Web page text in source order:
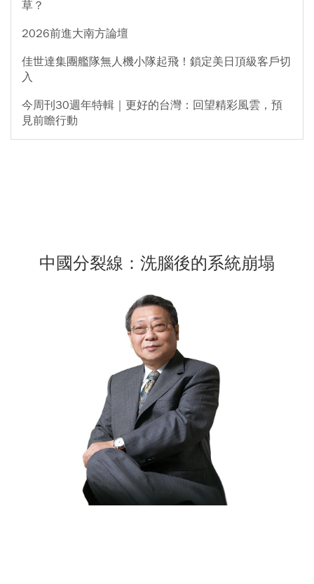
草？
2026前進大南方論壇
佳世達集團艦隊無人機小隊起飛！鎖定美日頂級客戶切
入
今周刊30週年特輯｜更好的台灣：回望精彩風雲，預
見前瞻行動
中國分裂線：洗腦後的系統崩塌